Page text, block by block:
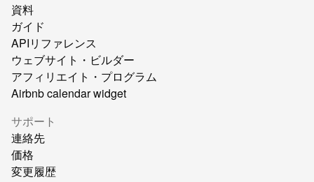
資料
ガイド
APIリファレンス
ウェブサイト・ビルダー
アフィリエイト・プログラム
Airbnb calendar widget
サポート
連絡先
価格
変更履歴